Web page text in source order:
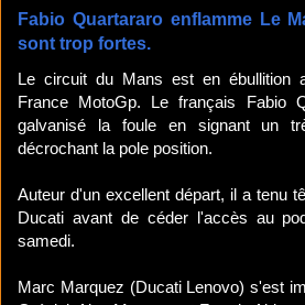
Fabio Quartararo enflamme Le
sont trop fortes.
Le circuit du Mans est en ébullition
France MotoGp. Le français Fabio
galvanisé la foule en signant un
décrochant la pole position.
Auteur d'un excellent départ, il a tenu
Ducati avant de céder l'accès au
samedi.
Marc Marquez (Ducati Lenovo) s'est